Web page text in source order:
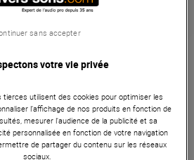
ans
pour platine est un accessoire
amateur de vinyle. Conçu en
circulaire, il permet de vérifier et
parfaite de votre platine, améliorant
votre vie privée
utilisent des cookies pour optimiser les
l’affichage de nos produits en fonction de
mesurer l'audience de la publicité et sa
personnalisée en fonction de votre navigation
de partager du contenu sur les réseaux
sociaux.
sans accepter